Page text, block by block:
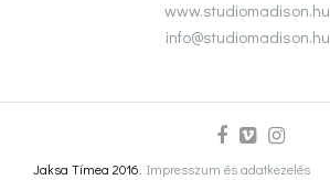
www.studiomadison.hu
info@studiomadison.hu
Jaksa Tímea 2016. Impresszum és adatkezelés